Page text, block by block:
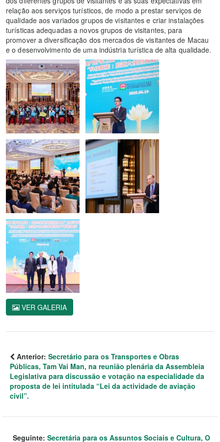
relação aos serviços turísticos, de modo a prestar serviços de
qualidade aos variados grupos de visitantes e criar instalações
turísticas adequadas a novos grupos de visitantes, para
promover a diversificação dos mercados de visitantes de Macau
e o desenvolvimento de uma indústria turística de alta qualidade.
VER GALERIA
Anterior: Secretário para os Transportes e Obras
Públicas, Tam Vai Man, na reunião plenária da Assembleia
Legislativa para discussão e votação na especialidade da
proposta de lei intitulada “Lei da actividade de aviação
civil”.
Seguinte: Secretária para os Assuntos Sociais e Cultura, O